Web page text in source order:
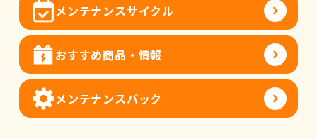
メンテナンスサイクル
おすすめ商品・情報
メンテナンスパック